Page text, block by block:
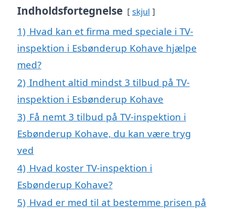
Indholdsfortegnelse skjul
1) Hvad kan et firma med speciale i TV-
inspektion i Esbønderup Kohave hjælpe
med?
2) Indhent altid mindst 3 tilbud på TV-
inspektion i Esbønderup Kohave
3) Få nemt 3 tilbud på TV-inspektion i
Esbønderup Kohave, du kan være tryg
ved
4) Hvad koster TV-inspektion i
Esbønderup Kohave?
5) Hvad er med til at bestemme prisen på